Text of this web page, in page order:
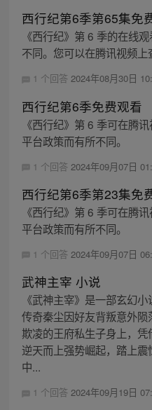
西行纪第6季第65集免
《西行纪》第 6 季的在线
不同。您可以在腾讯视频上
1 个回答 2024年08月30日
西行纪第6季免费观看
《西行纪》第 6 季可在腾
平台政策而有所不同。
1 个回答 2024年09月07日
西行纪第6季第23集免
《西行纪》第 6 季可在腾
平台政策而有所不同。
1 个回答 2024年09月07日
武神主宰 小说
《武神主宰》是一部玄幻
传奇秦尘因好友背叛意外
欺凌的王府私生子身上，凭
逆天而上强势崛起，踏上
中...
1 个回答 2024年09月19日